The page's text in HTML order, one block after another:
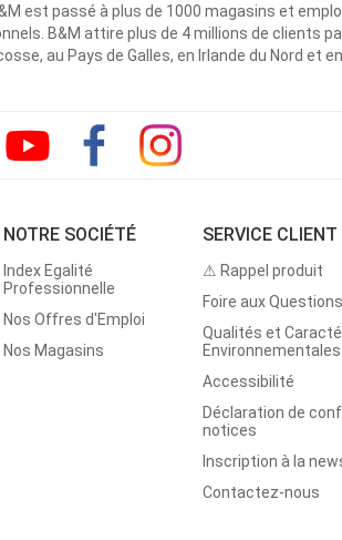
est passé à plus de 1000 magasins et
B&M attire plus de 4 millions de clients
au Pays de Galles, en Irlande du Nord et
NOTRE SOCIÉTÉ
Index Egalité
Professionnelle
Nos Offres d'Emploi
Nos Magasins
SERVICE CLIENT
⚠ Rappel produit
Foire aux
Qualités et
Environnementales
Accessibilité
Déclaration de
notices
Inscription à la
Contactez-nous